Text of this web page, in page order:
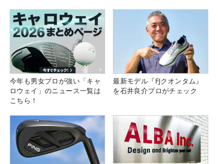
今年も男女プロが強い「キャ
ロウェイ」のニュース一覧は
こちら！
最新モデル『FJクオンタム』
を石井良介プロがチェック